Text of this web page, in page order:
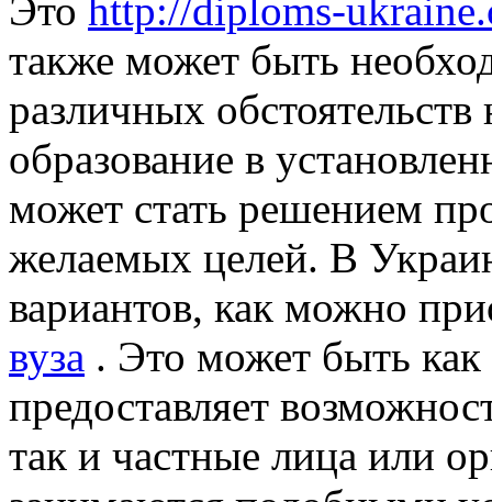
Это http://diploms-
также может быть
различных
образование в
может стать решением
желаемых целей. В
вариантов, как можно
вуза . Это может быть как
предоставляет
так и частные лица или